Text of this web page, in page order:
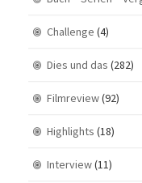
Challenge (4)
Dies und das (282)
Filmreview(92)
Highlights (18)
Interview(11)